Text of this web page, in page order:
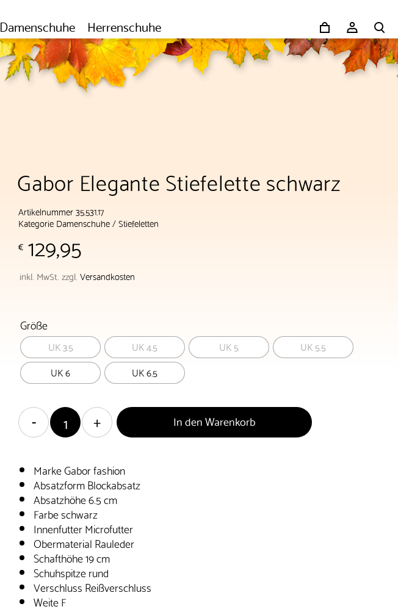
Damenschuhe Herrenschuhe
Gabor Elegante Stiefelette schwarz
Artikelnummer 35.531.17
KategorieDamenschuhe/Stiefeletten
€ 129,95
inkl. MwSt.zzgl.Versandkosten
Größe
UK 3.5 UK 4.5 UK 5
UK 5.5
UK 6
UK 6.5
In den Warenkorb
Marke Gabor fashion
Absatzform Blockabsatz
Absatzhöhe 6.5 cm
Farbe schwarz
Innenfutter Microfutter
Obermaterial Rauleder
Schafthöhe 19 cm
Schuhspitze rund
Verschluss Reißverschluss
Weite F